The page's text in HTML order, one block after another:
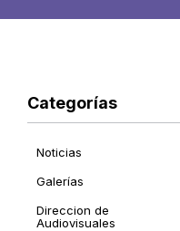
Categorías
Categorías
Noticias
Galerías
Direccion de
Audiovisuales